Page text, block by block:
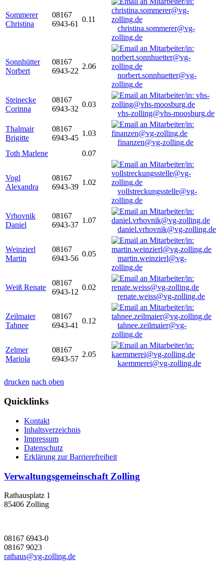
Sommerer
Christina
08167
6943-61
0.11
christina.sommerer@vg-
zolling.de
Sonnhütter
Norbert
08167
6943-22
2.06
norbert.sonnhuetter@vg-
zolling.de
Steinecke
Corinna
08167
6943-32
0.03
vhs-zolling@vhs-moosburg.de
Thalmair
Brigitte
08167
6943-45
1.03
finanzen@vg-zolling.de
Toth Marlene
0.07
Vogl
Alexandra
08167
6943-39
1.02
vollstreckungsstelle@vg-
zolling.de
Vrhovnik
Daniel
08167
6943-37
1.07
daniel.vrhovnik@vg-zolling.de
Weinzierl
Martin
08167
6943-56
0.05
martin.weinzierl@vg-
zolling.de
Weiß Renate
08167
6943-12
0.02
renate.weiss@vg-zolling.de
Zeilmaier
Tahnee
08167
6943-41
0.12
tahnee.zeilmaier@vg-
zolling.de
Zelmer
Mariola
08167
6943-57
2.05
kaemmerei@vg-zolling.de
drucken nach oben
Quicklinks
Kontakt
Inhaltsverzeichnis
Impressum
Datenschutz
Erklärung zur Barrierefreiheit
Verwaltungsgemeinschaft Zolling
Rathausplatz 1
85406 Zolling
08167 6943-0
08167 9023
rathaus@vg-zolling.de